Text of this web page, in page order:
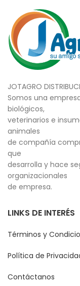
JOTAGRO
Somos una
biológicos,
veterinarios e
animales
de compañía
que
desarrolla y hace
organizacionales
de empresa.
LINKS DE INTERÉS
Términos y
Política de
Contáctanos